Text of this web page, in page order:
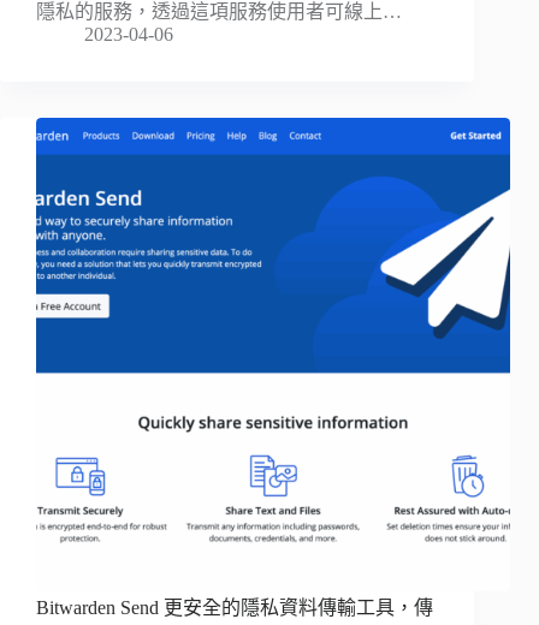
隱私的服務，透過這項服務使用者可線上…
2023-04-06
Bitwarden Send 更安全的隱私資料傳輸工具，傳